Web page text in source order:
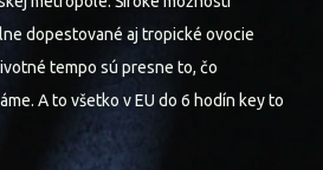
dopestované aj tropické ovocie
tempo sú presne to, čo
A to všetko v EU do 6 hodín key to